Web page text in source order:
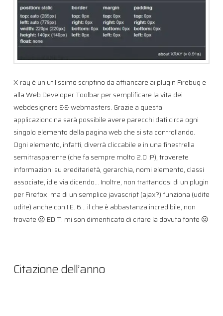
X-ray è un utilissimo scriptino da affiancare ai plugin Firebug e
alla Web Developer Toolbar per semplificare la vita dei
webdesigners && webmasters. Grazie a questa
applicazioncina sarà possibile avere parecchi dati circa ogni
singolo elemento della pagina web che si sta controllando.
Ogni elemento, infatti, diverrà cliccabile e in una finestrella
semitrasparente (che fa sempre molto 2.0 :P), troverete
informazioni su ereditarietà, gerarchia, nomi elemento, classi
associate, id e via dicendo… Inoltre, non trattandosi di un plugin
per Firefox ma di un semplice javascript (ajax?) funziona (udite
udite) anche con I.E. 6… il che è abbastanza incredibile, non
trovate 😛 EDIT: mi son dimenticato di citare la dovuta fonte 😛
Citazione dell’anno